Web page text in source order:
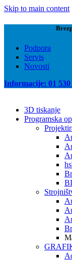
Skip to main content
Podpora
Servis
Novosti
Informacije: 01 530
3D tiskanje
Programska